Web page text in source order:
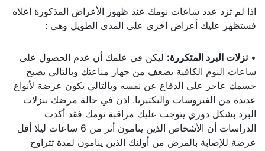
اذا لم تزد عدد ساعات نومك عند ظهور الأعراض المذكورة اعلاه
فستظهر عليك أعراض اخرى على المدى الطويل وهي :
• نزلات البرد المتكررة: ليكن في علمك أن عدم الحصول على
ساعات النوم الكافية يضعف من جهاز مناعتك وبالتالي يصبح
جسمك عاجز على الدفاع عن نفسه وبالتالي يكون عرضة لأنواع
عديدة من الفيروسات والبكتيريا. اذن في حالة مرضك بنزلات
البرد بشكل دوري يتوجب عليك مراقبة نومك فقد أكدت
الدراسات أن الأشخاص الذين ينامون أثر من 6 ساعات ليلا أقل
عرضة للإصابة بالمرض من أولئك الذين ينامون لمدة تتراوح